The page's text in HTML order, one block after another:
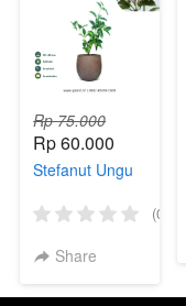
Rp 75.000
Rp 60.000
Stefanut Ungu
(0)
Share